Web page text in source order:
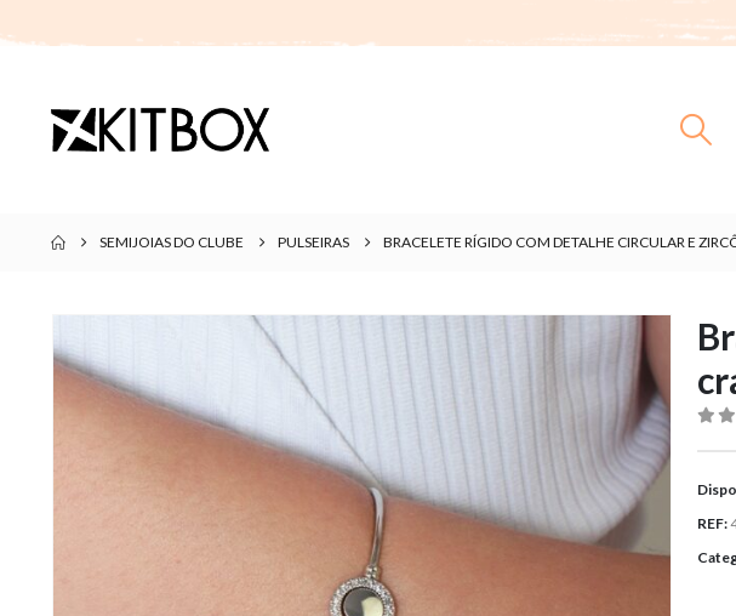
SEMIJOIAS DO CLUBE PULSEIRAS BRACELETE RÍGIDO COM DETALHE CIRCULAR E
REF: